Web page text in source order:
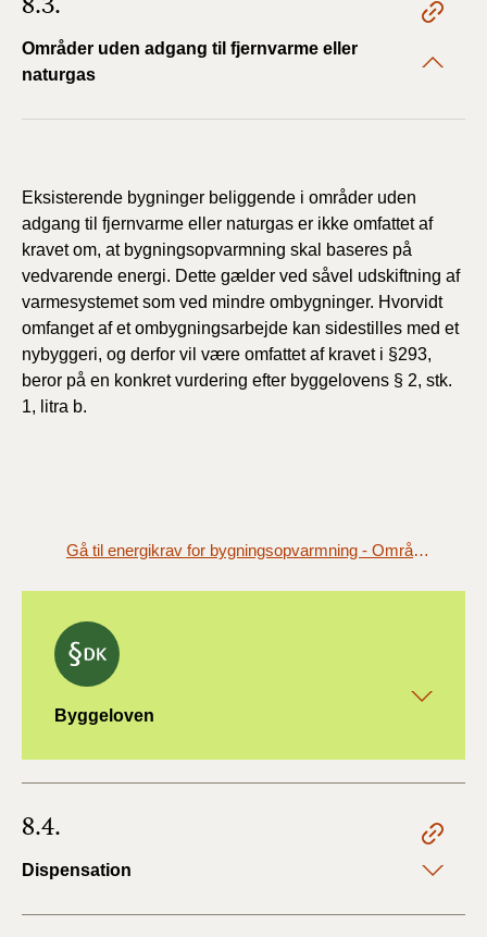
Områder uden adgang til fjernvarme eller
naturgas
Eksisterende bygninger beliggende i områder uden
adgang til fjernvarme eller naturgas er ikke omfattet af
kravet om, at bygningsopvarmning skal baseres på
vedvarende energi. Dette gælder ved såvel udskiftning af
varmesystemet som ved mindre ombygninger. Hvorvidt
omfanget af et ombygningsarbejde kan sidestilles med et
nybyggeri, og derfor vil være omfattet af kravet i §293,
beror på en konkret vurdering efter byggelovens § 2, stk.
1, litra b.
Gå til energikrav for bygningsopvarmning - Områder uden adgang til fjernvarme eller naturgas (§ 296)
Byggeloven
8.4.
Dispensation